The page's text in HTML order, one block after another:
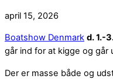
april 15, 2026
Boatshow Denmark d. 1.-
går ind for at kigge og går
Der er masse både og